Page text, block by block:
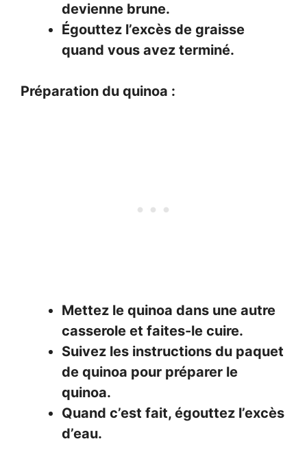
devienne brune.
Égouttez l’excès de graisse
quand vous avez terminé.
Préparation du quinoa :
Mettez le quinoa dans une autre
casserole et faites-le cuire.
Suivez les instructions du paquet
de quinoa pour préparer le
quinoa.
Quand c’est fait, égouttez l’excès
d’eau.